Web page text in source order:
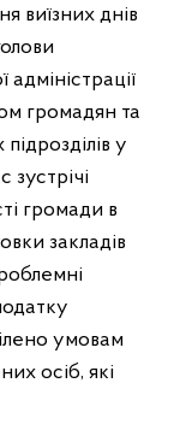
громадян та
у
зустрічі
громади в
закладів
умовам
осіб, які